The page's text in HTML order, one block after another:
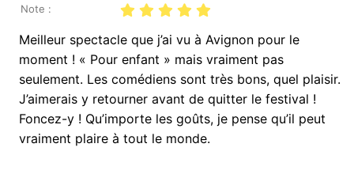
Note :
Meilleur spectacle que j’ai vu à Avignon pour le
moment ! « Pour enfant » mais vraiment pas
seulement. Les comédiens sont très bons, quel plaisir.
J’aimerais y retourner avant de quitter le festival !
Foncez-y ! Qu’importe les goûts, je pense qu’il peut
vraiment plaire à tout le monde.